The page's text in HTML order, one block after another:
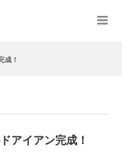
成！
アイアン完成！